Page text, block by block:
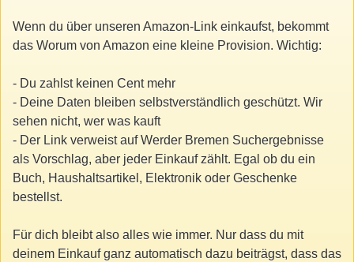
Wenn du über unseren Amazon-Link einkaufst, bekommt
das Worum von Amazon eine kleine Provision. Wichtig:
- Du zahlst keinen Cent mehr
- Deine Daten bleiben selbstverständlich geschützt. Wir
sehen nicht, wer was kauft
- Der Link verweist auf Werder Bremen Suchergebnisse
als Vorschlag, aber jeder Einkauf zählt. Egal ob du ein
Buch, Haushaltsartikel, Elektronik oder Geschenke
bestellst.
Für dich bleibt also alles wie immer. Nur dass du mit
deinem Einkauf ganz automatisch dazu beiträgst, dass das